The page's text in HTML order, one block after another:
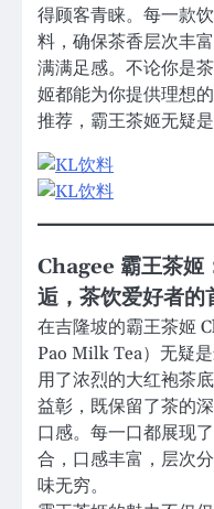
得顾客青睐。每一款
料，确保茶香层次丰
满满足感。不论你是
姬都能为你提供理想
推荐，霸王茶姬无疑
Chagee 霸王茶姬
逅，茶饮爱好者的
在吉隆坡的霸王茶姬
Pao Milk Tea）无疑
用了浓烈的大红袍茶
益彰，既保留了茶的
口感。每一口都展现
合，口感丰富，层次
味无穷。